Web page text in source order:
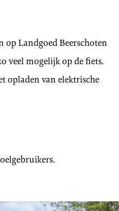
op Landgoed Beerschoten
veel mogelijk op de fiets.
opladen van elektrische